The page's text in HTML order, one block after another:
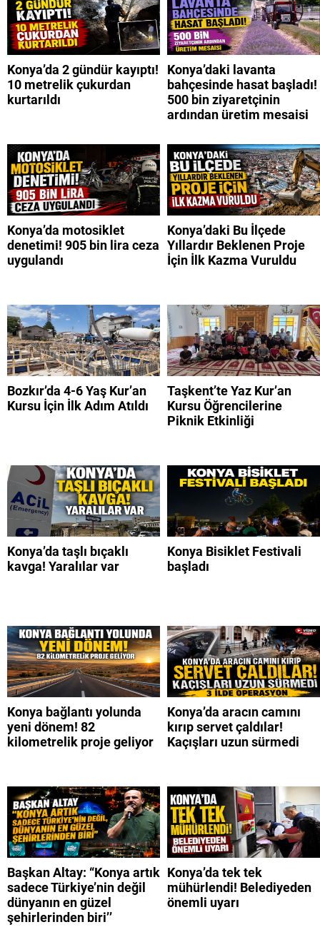
Konya’da 2 gündür kayıptı!
10 metrelik çukurdan
kurtarıldı
Konya’daki lavanta
bahçesinde hasat başladı!
500 bin ziyaretçinin
ardından üretim mesaisi
Konya’da motosiklet
denetimi! 905 bin lira ceza
uygulandı
Konya’daki Bu İlçede
Yıllardır Beklenen Proje
İçin İlk Kazma Vuruldu
Bozkır’da 4-6 Yaş Kur’an
Kursu İçin İlk Adım Atıldı
Taşkent’te Yaz Kur’an
Kursu Öğrencilerine
Piknik Etkinliği
Konya’da taşlı bıçaklı
kavga! Yaralılar var
Konya Bisiklet Festivali
başladı
Konya bağlantı yolunda
yeni dönem! 82
kilometrelik proje geliyor
Konya’da aracın camını
kırıp servet çaldılar!
Kaçışları uzun sürmedi
Başkan Altay: “Konya artık
sadece Türkiye’nin değil
dünyanın en güzel
şehirlerinden biri’’
Konya’da tek tek
mühürlendi! Belediyeden
önemli uyarı